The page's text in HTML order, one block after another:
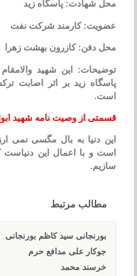
محل شهادت: پاسگاه زید
عضویت: کارمند شرکت نفت
محل دفن: کازرون بهشت زهرا
توضیحات: این شهید
پاسگاه زید بر اثر اصابت
است.
قسمتی از وصیت نامه شهید
این دنیا به بال مگسی نمی
است و با اعمال این دنیاست
سازیم.
مطالب مرتبط
بورنجانی سید کاظم بورنجانی
جوکار علی مدافع حرم
خرسند محمد